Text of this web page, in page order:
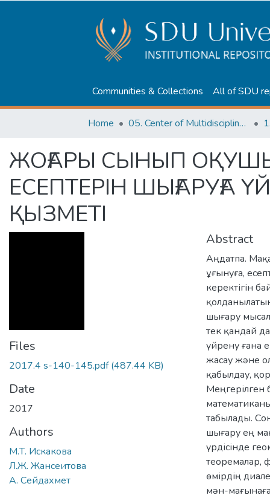
Communities & Collections All of SDU
Home 05. Center of Multidisciplinary Education
ЖОҒАРЫ СЫНЫП
ЕСЕПТЕРІН ШЫҒАРУҒА
ҚЫЗМЕТІ
Files
2017.4 s-140-145.pdf(487.44 KB)
Date
2017
Authors
М.Т. Искакова
Л.Ж. Жансеитова
А. Сейдахмет
Abstract
Аңдатпа.
ұғынуға,
керектігін
шығару
тек қандай
үйрену ғана
жасау және
қабылдау,
Меңгерілген
табылады.
шығару ең
үрдісінде
теоремалар,
өмірдің
мән-